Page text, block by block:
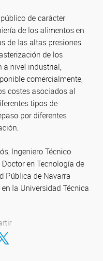
de carácter
de los alimentos en
de las altas presiones
de los
a nivel industrial,
comercialmente,
costes asociados al
tipos de
por diferentes
Ingeniero Técnico
en Tecnología de
Pública de Navarra
la Universidad Técnica
en Facebook
en Twitter